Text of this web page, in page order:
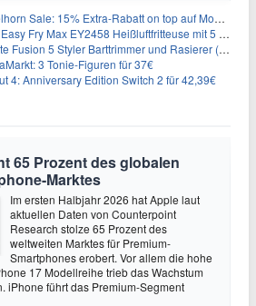
Sale: 15% Extra-Rabatt on top auf Mode- und Sport-Artikel
Fry Max EY2458 Heißluftfritteuse mit 5 Litern für 64,99€
5 Styler Barttrimmer und Rasierer (All in One) für 16€
3 Tonie-Figuren für 37€
4: Anniversary Edition Switch 2 für 42,39€
65 Prozent des globalen
Marktes
Im ersten Halbjahr 2026 hat Apple laut
aktuellen Daten von Counterpoint
Research stolze 65 Prozent des
weltweiten Marktes für Premium-
Smartphones erobert. Vor allem die hohe
17 Modellreihe trieb das Wachstum
iPhone führt das Premium-Segment